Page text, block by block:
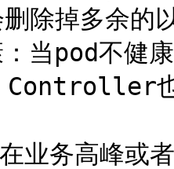
除掉多余的
当pod不健
也
业务高峰或